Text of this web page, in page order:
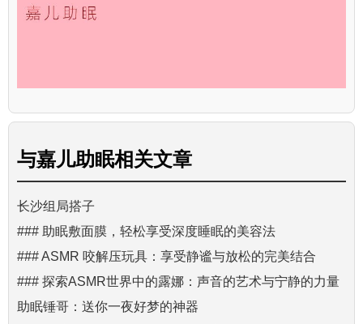
与嘉儿助眠相关文章
长沙组局搭子
### 助眠敷面膜，轻松享受深度睡眠的美容法
### ASMR 咬解压玩具：享受静谧与放松的完美结合
### 探索ASMR世界中的露娜：声音的艺术与宁静的力量
助眠锤哥：送你一夜好梦的神器